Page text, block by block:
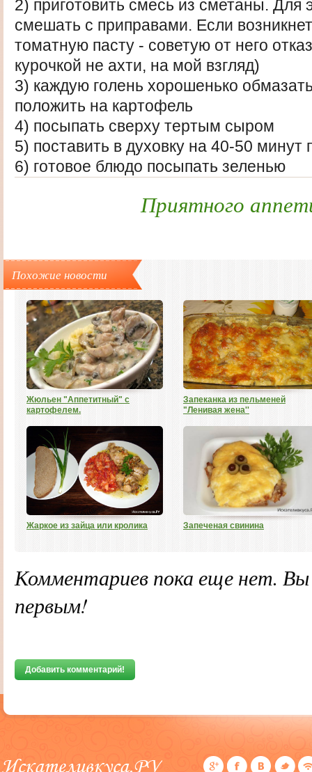
2) приготовить смесь из сметаны. Для
смешать с приправами. Если
томатную пасту - советую от него
курочкой не ахти, на мой взгляд)
3) каждую голень хорошенько
положить на картофель
4) посыпать сверху тертым сыром
5) поставить в духовку на 40-50 минут
6) готовое блюдо посыпать зеленью
Приятного
Похожие новости
Жюльен "Аппетитный" с
картофелем.
Запеканка из пельменей
"Ленивая жена''
Жаркое из зайца или кролика Запеченая свинина
Комментариев пока еще нет.
первым!
Добавить комментарий!